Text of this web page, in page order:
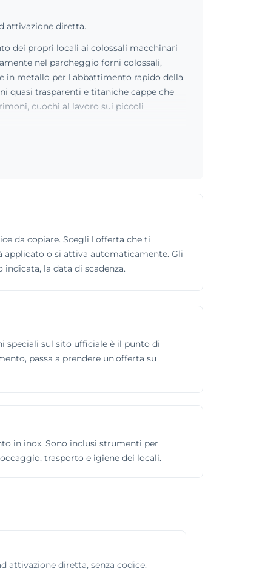
attivazione diretta.
dei propri locali ai colossali macchinari
nel parcheggio forni colossali,
in metallo per l'abbattimento rapido della
quasi trasparenti e titaniche cappe che
cuochi al lavoro sui piccoli
da copiare. Scegli l'offerta che ti
applicato o si attiva automaticamente. Gli
la data di scadenza.
speciali sul sito ufficiale è il punto di
passa a prendere un'offerta su
in inox. Sono inclusi strumenti per
trasporto e igiene dei locali.
attivazione diretta, senza codice.